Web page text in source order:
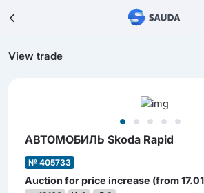
View trade
АВТОМОБИЛЬ Skoda Rapid
№ 405733
Auction for price increase (from